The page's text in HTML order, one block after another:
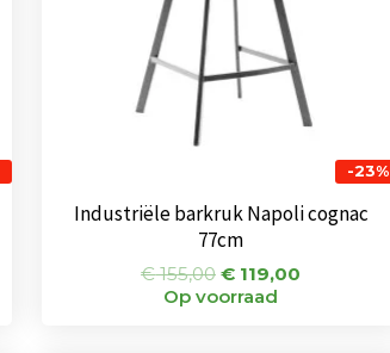
-23%
Industriële barkruk Napoli cognac
77cm
€155,00 € 119,00
Op voorraad